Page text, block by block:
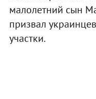
малолетний сын
призвал
участки.